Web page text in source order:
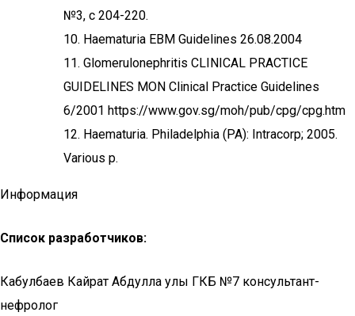
№3, с 204-220.
10. Haematuria EBM Guidelines 26.08.2004
11. Glomerulonephritis CLINICAL PRACTICE
GUIDELINES MON Clinical Practice Guidelines
6/2001 https://www.gov.sg/moh/pub/cpg/cpg.htm
12. Haematuria. Philadelphia (PA): Intracorp; 2005.
Various p.
Информация
Список разработчиков:
Кабулбаев Кайрат Абдулла улы ГКБ №7 консультант-
нефролог